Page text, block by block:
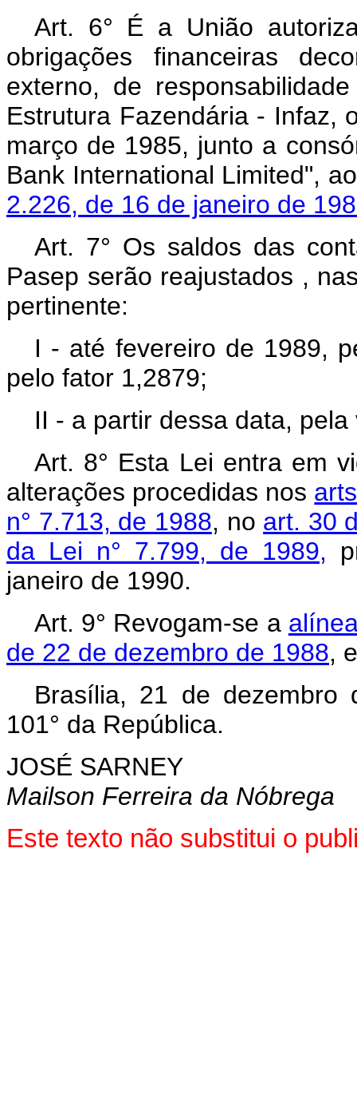
Art. 6° É a União
obrigações financeiras
externo, de
Estrutura Fazendária - Infaz,
março de 1985, junto a
Bank International Limited",
2.226, de 16 de janeiro de
Art. 7° Os saldos das
Pasep serão reajustados ,
pertinente:
I - até fevereiro de 1989,
pelo fator 1,2879;
II - a partir dessa data,
Art. 8° Esta Lei entra em
alterações procedidas nos
n° 7.713, de 1988, no art. 30
da Lei n° 7.799, de 1989,
janeiro de 1990.
Art. 9° Revogam-se a
de 22 de dezembro de 1988,
Brasília, 21 de dezembro
101° da República.
JOSÉ SARNEY
Mailson Ferreira da Nóbrega
Este texto não substitui o